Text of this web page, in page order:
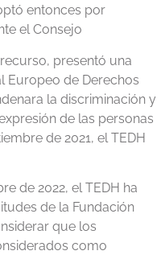
entonces por
el Consejo
presentó una
Europeo de Derechos
la discriminación y
de las personas
de 2021, el TEDH
de 2022, el TEDH ha
de la Fundación
que los
como